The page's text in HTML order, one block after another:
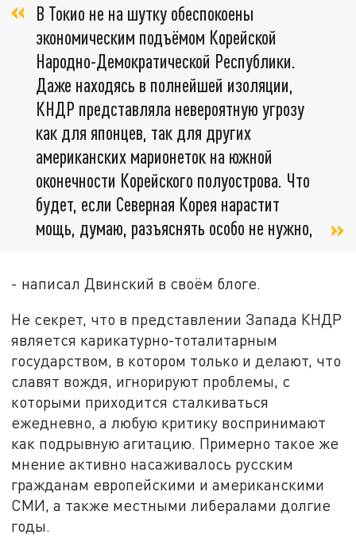
В Токио не на шутку обеспокоены
экономическим подъёмом Корейской
Народно-Демократической Республики.
Даже находясь в полнейшей изоляции,
КНДР представляла невероятную угрозу
как для японцев, так для других
американских марионеток на южной
оконечности Корейского полуострова. Что
будет, если Северная Корея нарастит
мощь, думаю, разъяснять особо не нужно,
- написал Двинский в своём блоге.
Не секрет, что в представлении Запада КНДР
является карикатурно-тоталитарным
государством, в котором только и делают, что
славят вождя, игнорируют проблемы, с
которыми приходится сталкиваться
ежедневно, а любую критику воспринимают
как подрывную агитацию. Примерно такое же
мнение активно насаживалось русским
гражданам европейскими и американскими
СМИ, а также местными либералами долгие
годы.